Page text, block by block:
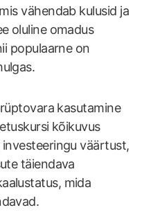
vähendab kulusid ja
oluline omadus
populaarne on
kasutamine
kõikuvus
väärtust,
täiendava
mida